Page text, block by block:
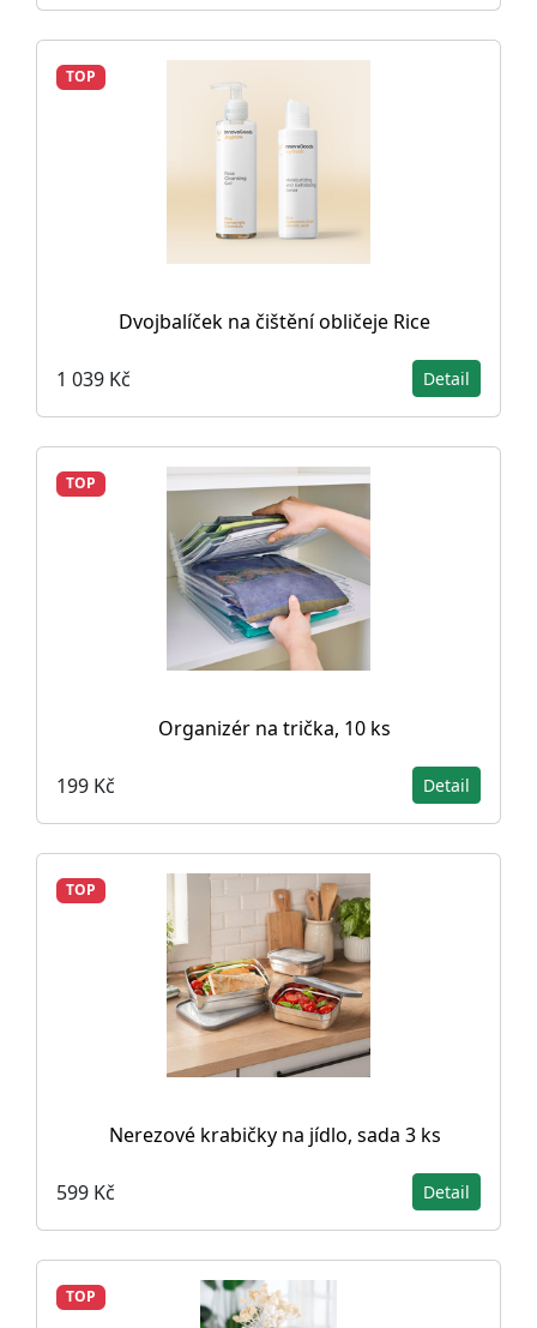
TOP
Dvojbalíček na čištění obličeje Rice
1 039 Kč Detail
TOP
Organizér na trička, 10 ks
199 Kč Detail
TOP
Nerezové krabičky na jídlo, sada 3 ks
599 Kč Detail
TOP